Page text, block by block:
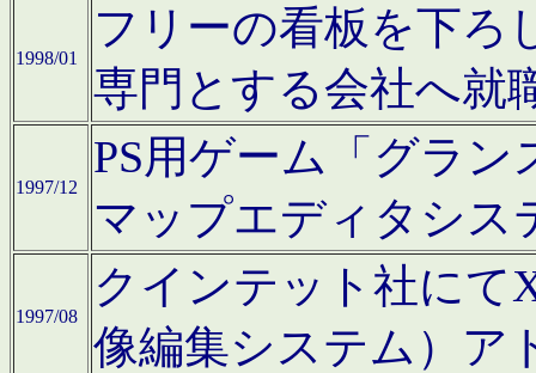
1998/01
フリーの看板を下ろ
専門とする会社へ就
1997/12
PS用ゲーム「グラン
マップエディタシス
1997/08
クインテット社にて
像編集システム）ア